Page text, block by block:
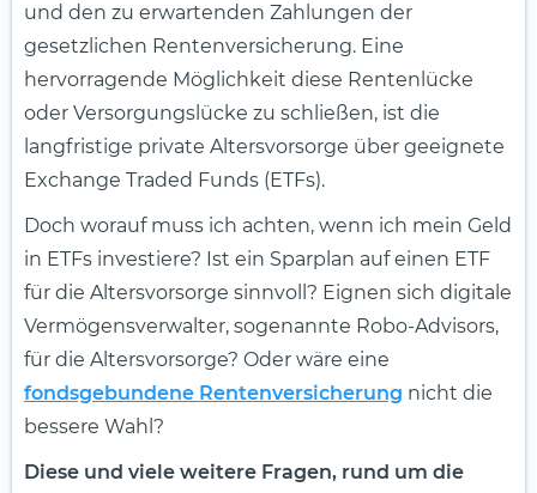
und den zu erwartenden Zahlungen der
gesetzlichen Rentenversicherung. Eine
hervorragende Möglichkeit diese Rentenlücke
oder Versorgungslücke zu schließen, ist die
langfristige private Altersvorsorge über geeignete
Exchange Traded Funds (ETFs).
Doch worauf muss ich achten, wenn ich mein Geld
in ETFs investiere? Ist ein Sparplan auf einen ETF
für die Altersvorsorge sinnvoll? Eignen sich digitale
Vermögensverwalter, sogenannte Robo-Advisors,
für die Altersvorsorge? Oder wäre eine
fondsgebundene Rentenversicherung nicht die
bessere Wahl?
Diese und viele weitere Fragen, rund um die